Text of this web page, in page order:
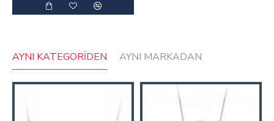
AYNI KATEGORIDEN AYNI MARKADAN